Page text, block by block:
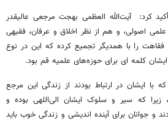
کرد: آیت‌الله العظمی بهجت مرجعی عالیقدر
اصولی، و هم از نظر اخلاق و عرفان، فقیهی
را با همدیگر تجمیع کرده که این در نوع
کلمه ای برای حوزه‌های علمیه قم بود.
با ایشان در ارتباط بودند از زندگی این مرجع
زیرا که سیر و سلوک ایشان الی‌اللهی بوده و
و جوانان برای آینده اندیشی و زندگی خوب باید